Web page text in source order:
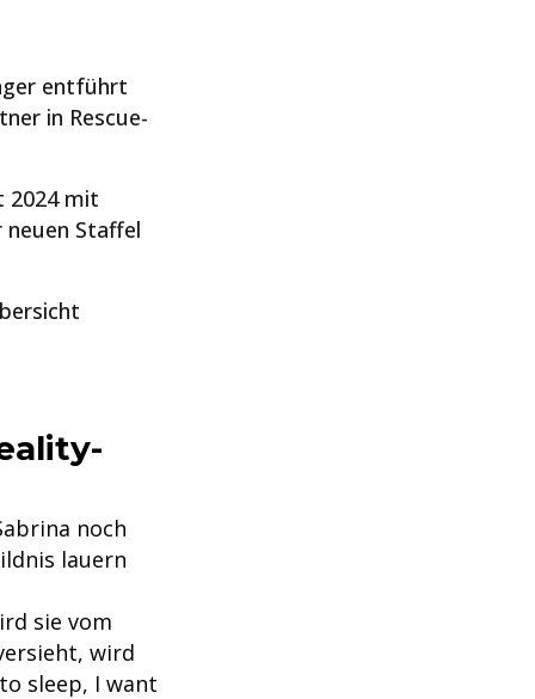
entführt
in Rescue-
2024 mit
Staffel
noch
lauern
sie vom
wird
sleep, I want